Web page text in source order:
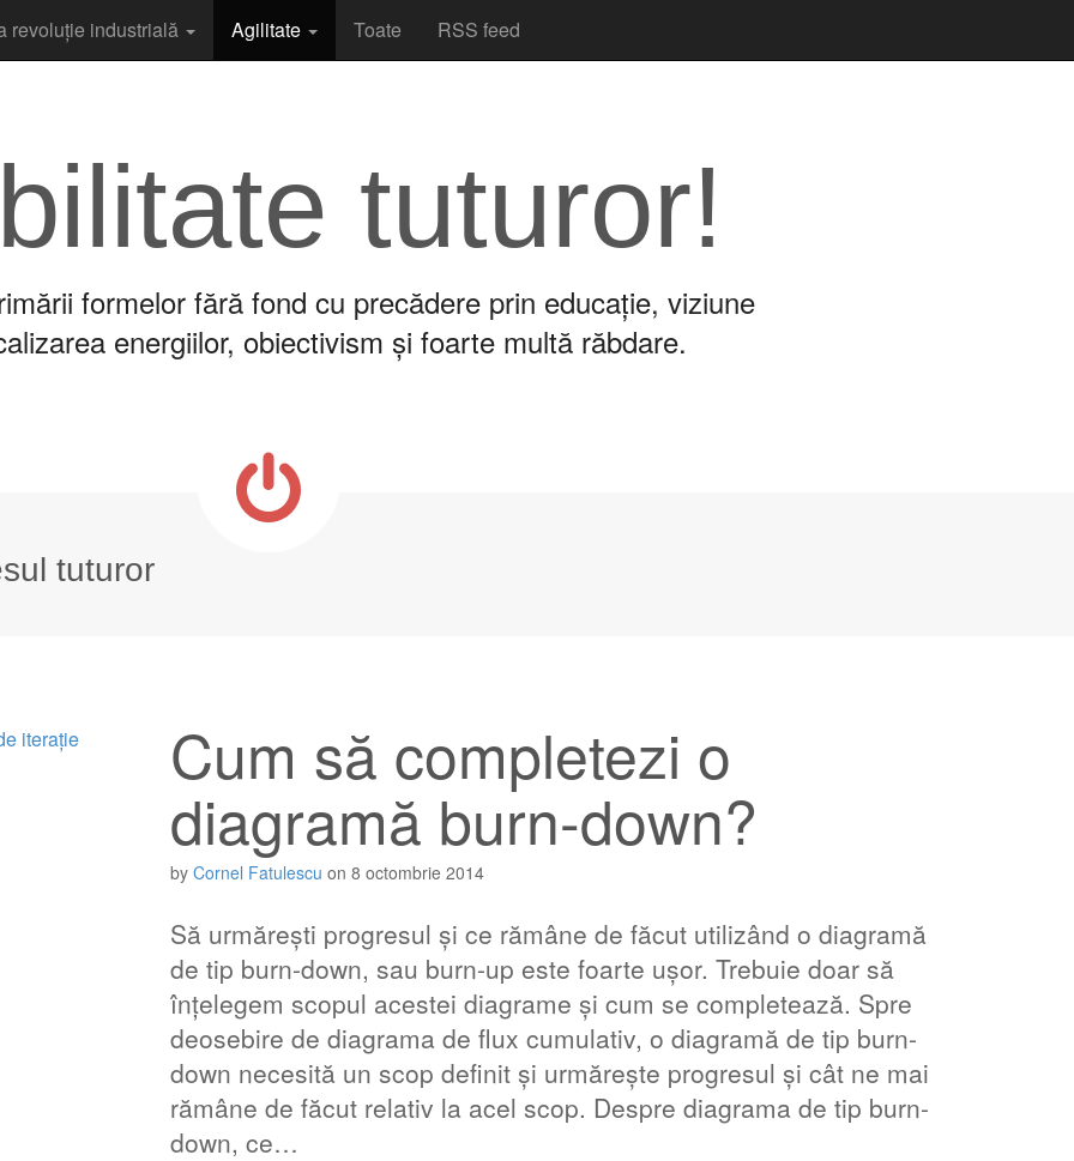
revoluție industrială Agilitate Toate RSS feed
tuturor!
formelor fără fond cu precădere prin educație, viziune
energiilor, obiectivism și foarte multă răbdare.
tuturor
Cum să completezi o
diagramă burn-down?
by Cornel Fatulescu on 8 octombrie 2014
Să urmărești progresul și ce rămâne de făcut utilizând o diagramă
de tip burn-down, sau burn-up este foarte ușor. Trebuie doar să
înțelegem scopul acestei diagrame și cum se completează. Spre
deosebire de diagrama de flux cumulativ, o diagramă de tip burn-
down necesită un scop definit și urmărește progresul și cât ne mai
rămâne de făcut relativ la acel scop. Despre diagrama de tip burn-
down, ce…